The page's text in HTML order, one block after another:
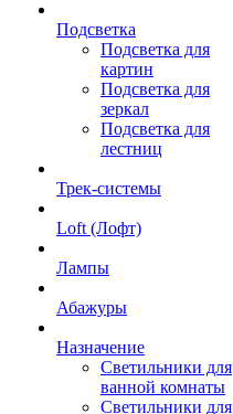
Подсветка
Подсветка для
картин
Подсветка для
зеркал
Подсветка для
лестниц
Трек-системы
Loft (Лофт)
Лампы
Абажуры
Назначение
Светильники для
ванной комнаты
Светильники для